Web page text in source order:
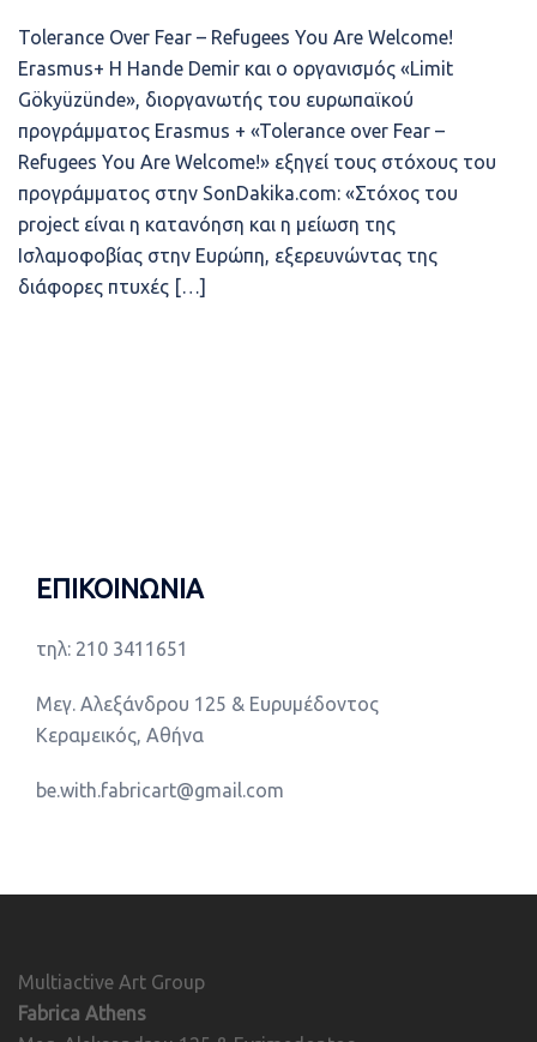
Tolerance Over Fear – Refugees You Are Welcome!
Erasmus+ Η Hande Demir και ο οργανισμός «Limit
Gökyüzünde», διοργανωτής του ευρωπαϊκού
προγράμματος Erasmus + «Tolerance over Fear –
Refugees You Are Welcome!» εξηγεί τους στόχους του
προγράμματος στην SonDakika.com: «Στόχος του
project είναι η κατανόηση και η μείωση της
Ισλαμοφοβίας στην Ευρώπη, εξερευνώντας της
διάφορες πτυχές […]
ΕΠΙΚΟΙΝΩΝΙΑ
τηλ: 210 3411651
Μεγ. Αλεξάνδρου 125 & Ευρυμέδοντος
Κεραμεικός, Αθήνα
be.with.fabricart@gmail.com
Multiactive Art Group
Fabrica Athens